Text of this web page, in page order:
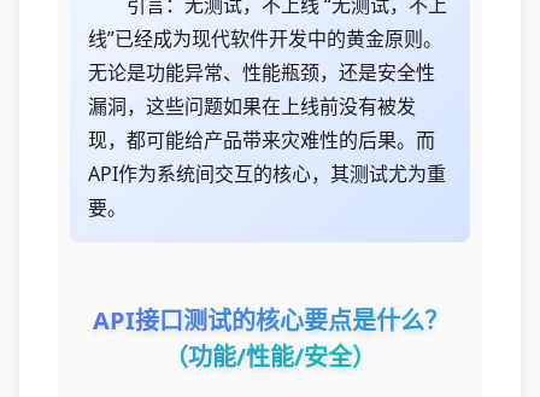
线”已经成为现代软件开发中的黄金原则。
无论是功能异常、性能瓶颈，还是安全性
漏洞，这些问题如果在上线前没有被发
现，都可能给产品带来灾难性的后果。而
API作为系统间交互的核心，其测试尤为重
要。
API接口测试的核心要点是什么？
（功能/性能/安全）